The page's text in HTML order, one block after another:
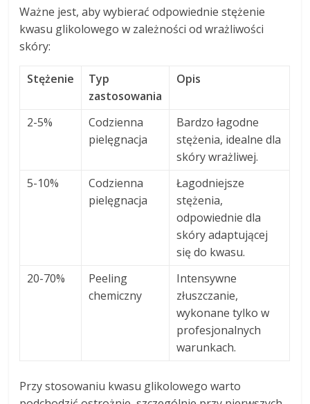
Ważne jest, aby wybierać odpowiednie stężenie
kwasu glikolowego w zależności od wrażliwości
skóry:
Stężenie
Typ
zastosowania
Opis
2-5%
Codzienna
pielęgnacja
Bardzo łagodne
stężenia, idealne dla
skóry wrażliwej.
5-10%
Codzienna
pielęgnacja
Łagodniejsze
stężenia,
odpowiednie dla
skóry adaptującej
się do kwasu.
20-70%
Peeling
chemiczny
Intensywne
złuszczanie,
wykonane tylko w
profesjonalnych
warunkach.
Przy stosowaniu kwasu glikolowego warto